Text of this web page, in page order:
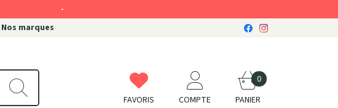
Nos marques
FAVORIS COMPTE PANIER
0